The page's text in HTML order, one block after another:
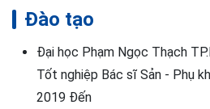
Đào tạo
Đại học Phạm Ngọc Thạch
Tốt nghiệp Bác sĩ Sản - Phụ
2019 Đến